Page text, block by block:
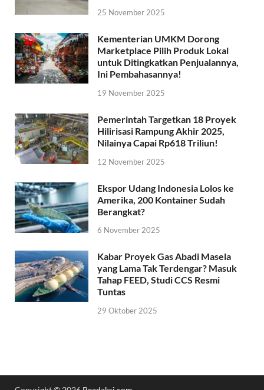
25 November 2025
Kementerian UMKM Dorong
Marketplace Pilih Produk Lokal
untuk Ditingkatkan Penjualannya,
Ini Pembahasannya!
19 November 2025
Pemerintah Targetkan 18 Proyek
Hilirisasi Rampung Akhir 2025,
Nilainya Capai Rp618 Triliun!
12 November 2025
Ekspor Udang Indonesia Lolos ke
Amerika, 200 Kontainer Sudah
Berangkat?
6 November 2025
Kabar Proyek Gas Abadi Masela
yang Lama Tak Terdengar? Masuk
Tahap FEED, Studi CCS Resmi
Tuntas
29 Oktober 2025